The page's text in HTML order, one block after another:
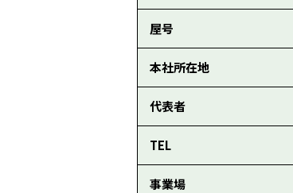
屋号
本社所在地
代表者
TEL
事業場